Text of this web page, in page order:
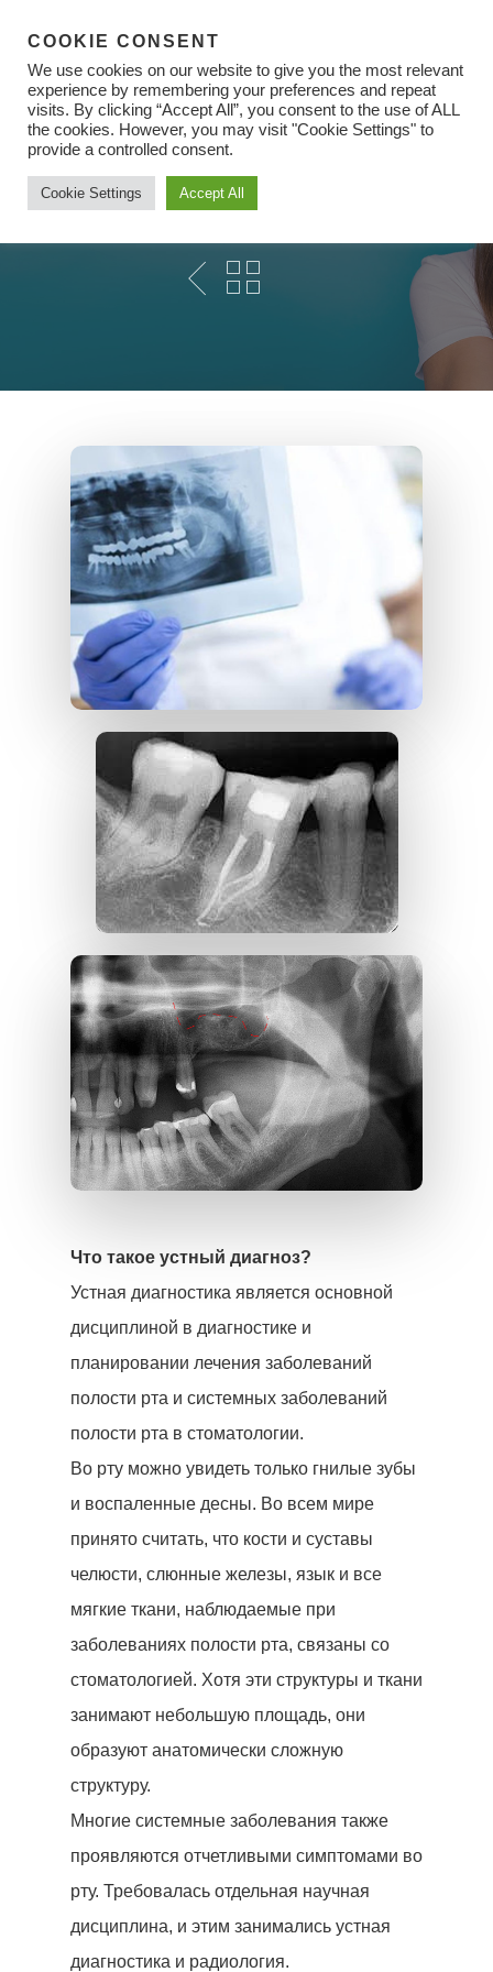
Hit enter to search or ESC to close
Устная Диагностика И
Радиология
Что такое устный диагноз?
Устная диагностика является основной
дисциплиной в диагностике и
планировании лечения заболеваний
полости рта и системных заболеваний
полости рта в стоматологии.
Во рту можно увидеть только гнилые зубы
и воспаленные десны. Во всем мире
принято считать, что кости и суставы
челюсти, слюнные железы, язык и все
мягкие ткани, наблюдаемые при
заболеваниях полости рта, связаны со
стоматологией. Хотя эти структуры и ткани
занимают небольшую площадь, они
образуют анатомически сложную
структуру.
Многие системные заболевания также
проявляются отчетливыми симптомами во
рту. Требовалась отдельная научная
дисциплина, и этим занимались устная
диагностика и радиология.
COOKIE CONSENT
We use cookies on our website to give you the most relevant
experience by remembering your preferences and repeat
visits. By clicking “Accept All”, you consent to the use of ALL
the cookies. However, you may visit "Cookie Settings" to
provide a controlled consent.
Cookie Settings Accept All